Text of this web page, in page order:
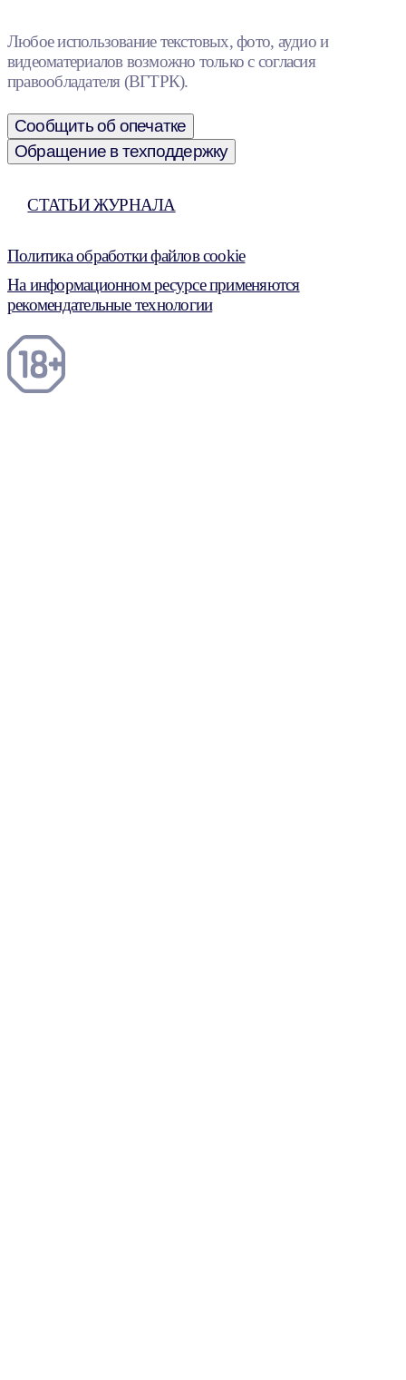
Любое использование текстовых, фото, аудио и
видеоматериалов возможно только с согласия
правообладателя (ВГТРК).
Сообщить об опечатке
Обращение в техподдержку
СТАТЬИ ЖУРНАЛА
Политика обработки файлов cookie
На информационном ресурсе применяются
рекомендательные технологии